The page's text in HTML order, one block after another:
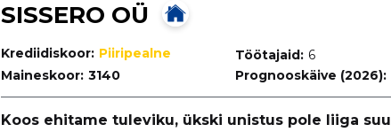
SISSERO OÜ
Krediidiskoor: Piiripealne
Maineskoor: 3140
Töötajaid: 6
Prognooskäive (2026):
Koos ehitame tuleviku, ükski unistus pole liiga